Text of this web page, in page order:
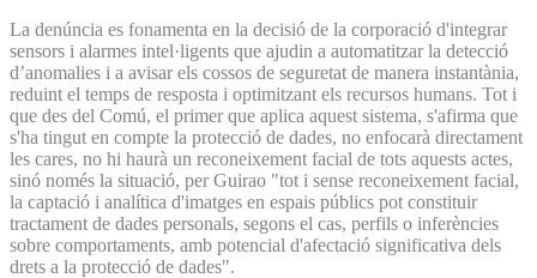
La denúncia es fonamenta en la decisió de la corporació d'integrar
sensors i alarmes intel·ligents que ajudin a automatitzar la detecció
d’anomalies i a avisar els cossos de seguretat de manera instantània,
reduint el temps de resposta i optimitzant els recursos humans. Tot i
que des del Comú, el primer que aplica aquest sistema, s'afirma que
s'ha tingut en compte la protecció de dades, no enfocarà directament
les cares, no hi haurà un reconeixement facial de tots aquests actes,
sinó només la situació, per Guirao "tot i sense reconeixement facial,
la captació i analítica d'imatges en espais públics pot constituir
tractament de dades personals, segons el cas, perfils o inferències
sobre comportaments, amb potencial d'afectació significativa dels
drets a la protecció de dades".